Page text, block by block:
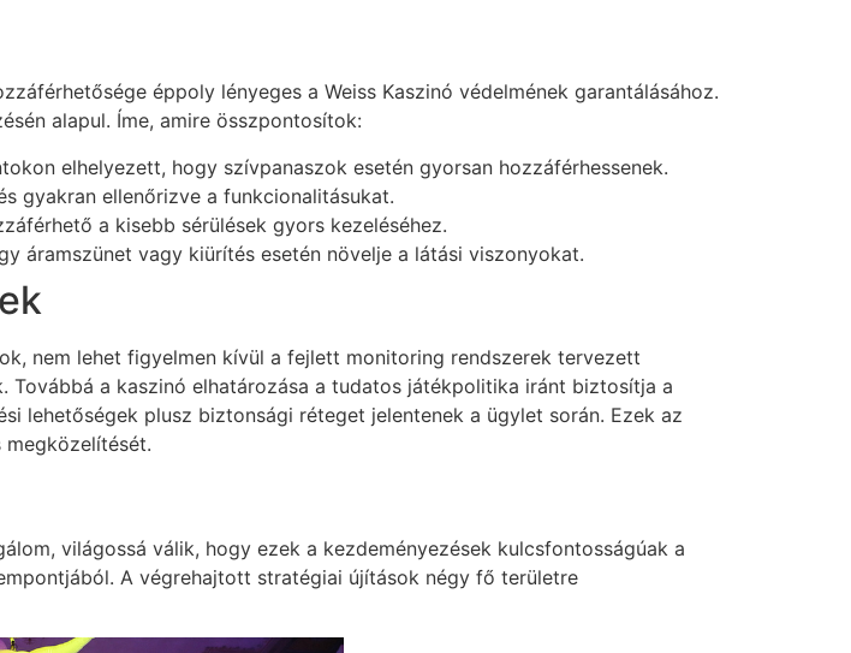
éppoly lényeges a Weiss Kaszinó védelmének garantálásához.
alapul. Íme, amire összpontosítok:
elhelyezett, hogy szívpanaszok esetén gyorsan hozzáférhessenek.
gyakran ellenőrizve a funkcionalitásukat.
a kisebb sérülések gyors kezeléséhez.
áramszünet vagy kiürítés esetén növelje a látási viszonyokat.
nem lehet figyelmen kívül a fejlett monitoring rendszerek tervezett
a kaszinó elhatározása a tudatos játékpolitika iránt biztosítja a
lehetőségek plusz biztonsági réteget jelentenek a ügylet során. Ezek az
megközelítését.
világossá válik, hogy ezek a kezdeményezések kulcsfontosságúak a
A végrehajtott stratégiai újítások négy fő területre